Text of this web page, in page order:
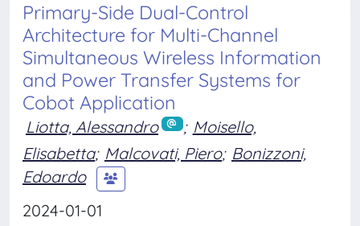
Primary-Side Dual-Control
Architecture for Multi-Channel
Simultaneous Wireless Information
and Power Transfer Systems for
Cobot Application
Liotta, Alessandro ; Moisello,
Elisabetta; Malcovati, Piero; Bonizzoni,
Edoardo
2024-01-01